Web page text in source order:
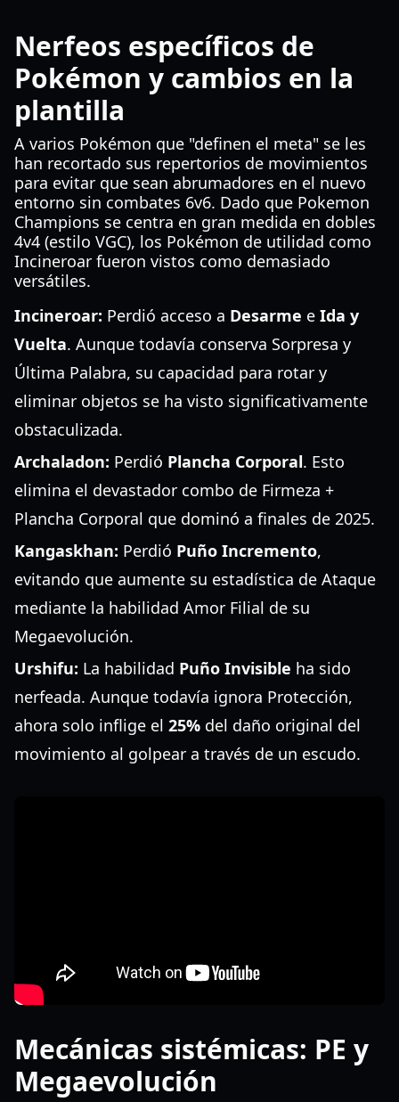
Nerfeos específicos de
Pokémon y cambios en la
plantilla
A varios Pokémon que "definen el meta" se les
han recortado sus repertorios de movimientos
para evitar que sean abrumadores en el nuevo
entorno sin combates 6v6. Dado que Pokemon
Champions se centra en gran medida en dobles
4v4 (estilo VGC), los Pokémon de utilidad como
Incineroar fueron vistos como demasiado
versátiles.
Incineroar: Perdió acceso a Desarme e Ida y
Vuelta. Aunque todavía conserva Sorpresa y
Última Palabra, su capacidad para rotar y
eliminar objetos se ha visto significativamente
obstaculizada.
Archaladon: Perdió Plancha Corporal. Esto
elimina el devastador combo de Firmeza +
Plancha Corporal que dominó a finales de 2025.
Kangaskhan: Perdió Puño Incremento,
evitando que aumente su estadística de Ataque
mediante la habilidad Amor Filial de su
Megaevolución.
Urshifu: La habilidad Puño Invisible ha sido
nerfeada. Aunque todavía ignora Protección,
ahora solo inflige el 25% del daño original del
movimiento al golpear a través de un escudo.
Mecánicas sistémicas: PE y
Megaevolución